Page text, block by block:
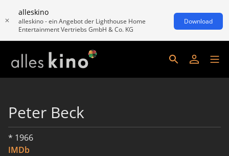
alleskino
alleskino - ein Angebot der Lighthouse Home
Entertainment Vertriebs GmbH & Co. KG
Download
Peter Beck
* 1966
IMDb